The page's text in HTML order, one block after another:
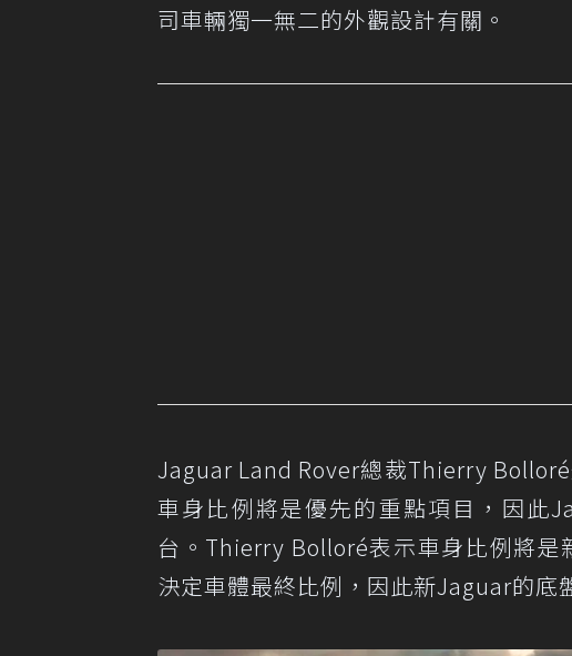
司車輛獨一無二的外觀設計有關。
Jaguar Land Rover總裁Thierry
車身比例將是優先的重點項目，因此
台。Thierry Bolloré表示車身比例將
決定車體最終比例，因此新Jaguar的底